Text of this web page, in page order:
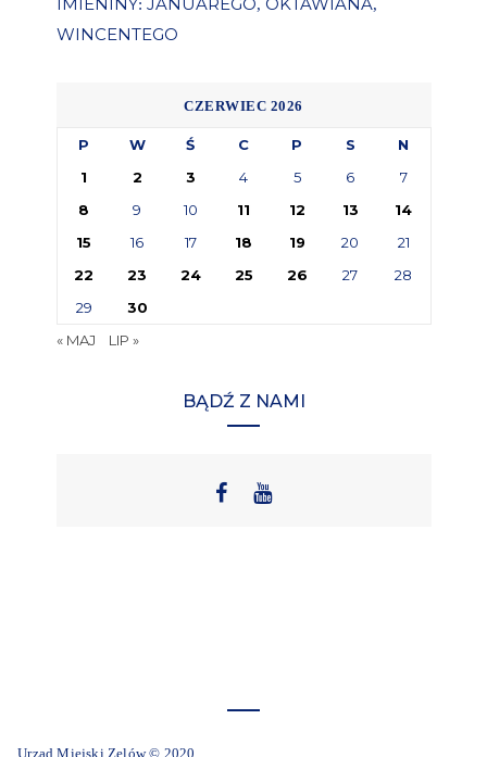
IMIENINY: JANUAREGO, OKTAWIANA,
WINCENTEGO
CZERWIEC 2026
P W Ś C P S
N
1
2 3 4 5 6
7
8
9 10 11 12 13
14
15
16 17 18 19 20
21
22
23 24 25 26 27
28
29
30
« MAJ
LIP »
BĄDŹ Z NAMI
Urząd Miejski Zelów © 2020